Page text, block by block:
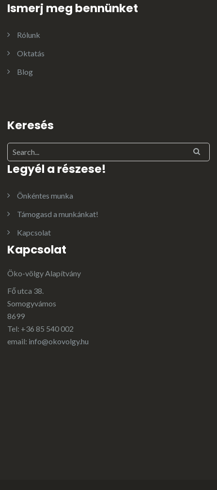
Ismerj meg bennünket
Rólunk
Oktatás
Blog
Keresés
Legyél a részese!
Önkéntes munka
Támogasd a munkánkat!
Kapcsolat
Kapcsolat
Öko-völgy Alapítvány
Fő utca 38.
Somogyvámos
8699
Tel: +36 85 540 002
email: info@okovolgy.hu